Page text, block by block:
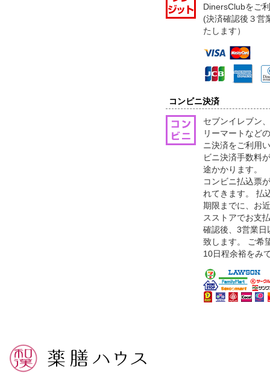
DinersClubをご
(決済確認後３営
たします）
コンビニ決済
セブンイレブン
リーマートなど
ニ決済をご利用
ビニ決済手数料
途かかります。
コンビニ払込票
れてきます。 払
期限までに、お
スストアでお支
確認後、3営業日
致します。 ご希
10日程余裕をみ